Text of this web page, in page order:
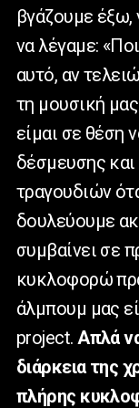
βγάζουμε έξω,
να λέγαμε:
αυτό, αν
τη μουσική
είμαι σε θέση
δέσμευσης
τραγουδιών
δουλεύουμε
συμβαίνει σε
κυκλοφορώ
άλμπουμ μας
project.Απλά
διάρκεια της
πλήρης